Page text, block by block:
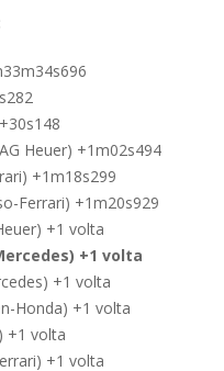
Heuer) +1m02s494
+1m18s299
Ferrari) +1m20s929
+1 volta
+1 volta
+1 volta
Honda) +1 volta
+1 volta
+1 volta